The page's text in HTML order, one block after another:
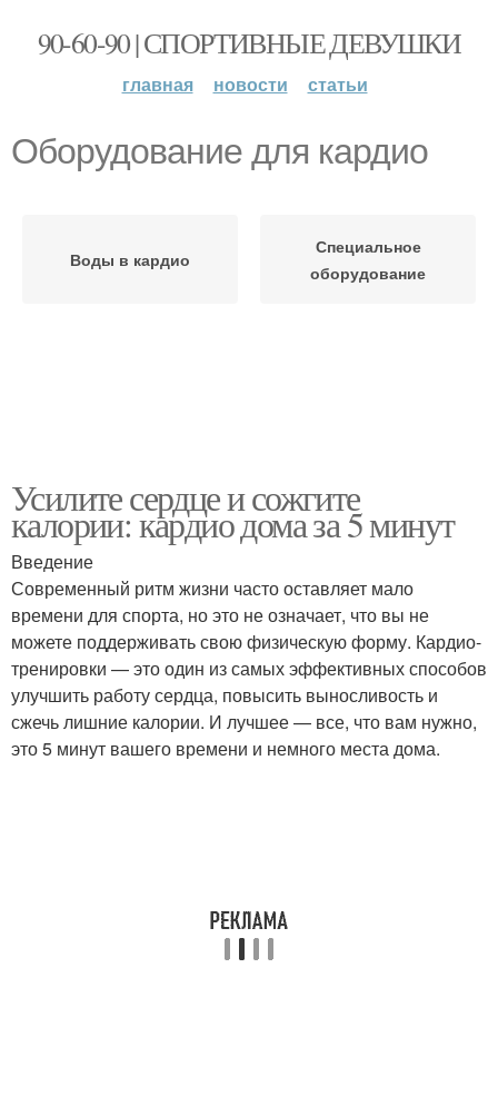
90-60-90 | СПОРТИВНЫЕ ДЕВУШКИ
главная новости статьи
Оборудование для кардио
Воды в кардио
Специальное
оборудование
Усилите сердце и сожгите
калории: кардио дома за 5 минут
Введение
Современный ритм жизни часто оставляет мало
времени для спорта, но это не означает, что вы не
можете поддерживать свою физическую форму. Кардио-
тренировки — это один из самых эффективных способов
улучшить работу сердца, повысить выносливость и
сжечь лишние калории. И лучшее — все, что вам нужно,
это 5 минут вашего времени и немного места дома.